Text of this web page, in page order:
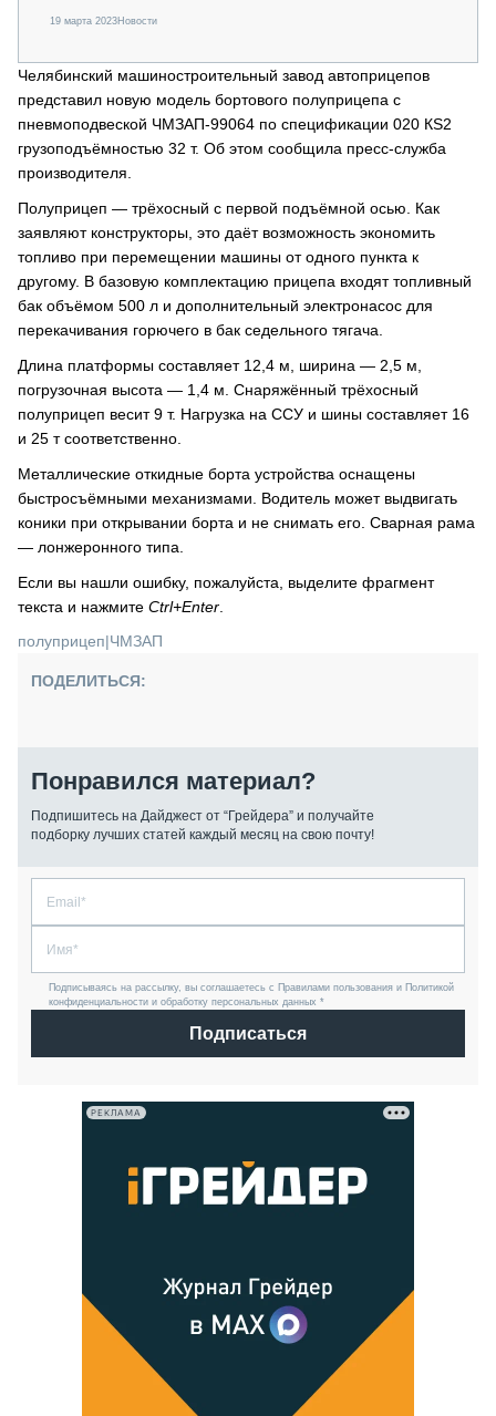
19 марта 2023Новости
Челябинский машиностроительный завод автоприцепов
представил новую модель бортового полуприцепа с
пневмоподвеской ЧМЗАП-99064 по спецификации 020 КS2
грузоподъёмностью 32 т. Об этом сообщила пресс-служба
производителя.
Полуприцеп — трёхосный с первой подъёмной осью. Как
заявляют конструкторы, это даёт возможность экономить
топливо при перемещении машины от одного пункта к
другому. В базовую комплектацию прицепа входят топливный
бак объёмом 500 л и дополнительный электронасос для
перекачивания горючего в бак седельного тягача.
Длина платформы составляет 12,4 м, ширина — 2,5 м,
погрузочная высота — 1,4 м. Снаряжённый трёхосный
полуприцеп весит 9 т. Нагрузка на ССУ и шины составляет 16
и 25 т соответственно.
Металлические откидные борта устройства оснащены
быстросъёмными механизмами. Водитель может выдвигать
коники при открывании борта и не снимать его. Сварная рама
— лонжеронного типа.
Если вы нашли ошибку, пожалуйста, выделите фрагмент
текста и нажмите Ctrl+Enter
полуприцеп|ЧМЗАП
ПОДЕЛИТЬСЯ:
Понравился материал?
Подпишитесь на Дайджест от “Грейдера” и получайте
подборку лучших статей каждый месяц на свою почту!
Подписываясь на рассылку, вы соглашаетесь с Правилами пользования и Политикой
конфиденциальности и обработку персональных данных *
Подписаться
РЕКЛАМА